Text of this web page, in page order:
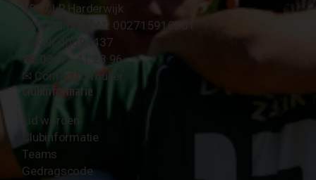
3847 LR Harderwijk
BTW Nummer NL 002715910B01
KvK Nr 40094437
☎︎ 0341 - 41 28 96
✉︎ Contactformulier
Clubinformatie
Lid worden
Clubinformatie
Teams
Gedragscode